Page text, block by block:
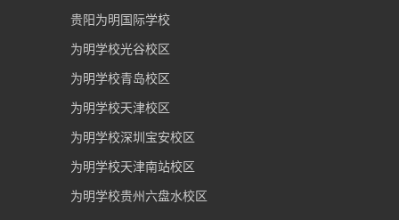
贵阳为明国际学校
为明学校光谷校区
为明学校青岛校区
为明学校天津校区
为明学校深圳宝安校区
为明学校天津南站校区
为明学校贵州六盘水校区